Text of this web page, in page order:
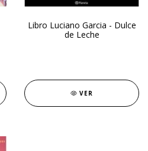
Libro Luciano Garcia - Dulce
de Leche
VER